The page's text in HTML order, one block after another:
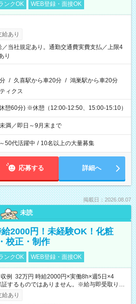
ンクOK WEB登録・面接OK
あり
／当社規定あり。通勤交通費実費支払／上限4
り
/ 久喜駅から車20分 / 鴻巣駅から車20分
ィクス
憩60分) ※休憩（12:00-12:50、15:00-15:10）
満／即日～9月末まで
50代活躍中 / 10名以上の大量募集
応募する 詳細へ
掲載日：2026.08.07
未読
給2000円！未経験OK！化粧
校正・制作
ンクOK WEB登録・面接OK
例 32万円 時給2000円×実働8h×週5日×4
するものではありません。※給与即受取りサ
用条件有）
あり